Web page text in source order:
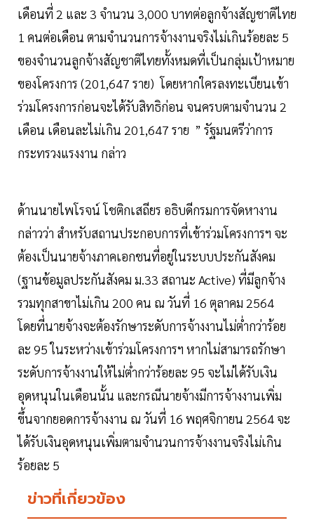
เดือนที่ 2 และ 3 จำนวน 3,000 บาทต่อลูกจ้างสัญชาติไทย
1 คนต่อเดือน ตามจำนวนการจ้างงานจริงไม่เกินร้อยละ 5
ของจำนวนลูกจ้างสัญชาติไทยทั้งหมดที่เป็นกลุ่มเป้าหมาย
ของโครงการ (201,647 ราย) โดยหากใครลงทะเบียนเข้า
ร่วมโครงการก่อนจะได้รับสิทธิก่อน จนครบตามจำนวน 2
เดือน เดือนละไม่เกิน 201,647 ราย ” รัฐมนตรีว่าการ
กระทรวงแรงงาน กล่าว
ด้านนายไพโรจน์ โชติกเสถียร อธิบดีกรมการจัดหางาน
กล่าวว่า สำหรับสถานประกอบการที่เข้าร่วมโครงการฯ จะ
ต้องเป็นนายจ้างภาคเอกชนที่อยู่ในระบบประกันสังคม
(ฐานข้อมูลประกันสังคม ม.33 สถานะ Active) ที่มีลูกจ้าง
รวมทุกสาขาไม่เกิน 200 คน ณ วันที่ 16 ตุลาคม 2564
โดยที่นายจ้างจะต้องรักษาระดับการจ้างงานไม่ต่ำกว่าร้อย
ละ 95 ในระหว่างเข้าร่วมโครงการฯ หากไม่สามารถรักษา
ระดับการจ้างงานให้ไม่ต่ำกว่าร้อยละ 95 จะไม่ได้รับเงิน
อุดหนุนในเดือนนั้น และกรณีนายจ้างมีการจ้างงานเพิ่ม
ขึ้นจากยอดการจ้างงาน ณ วันที่ 16 พฤศจิกายน 2564 จะ
ได้รับเงินอุดหนุนเพิ่มตามจำนวนการจ้างงานจริงไม่เกิน
ร้อยละ 5
ข่าวที่เกี่ยวข้อง